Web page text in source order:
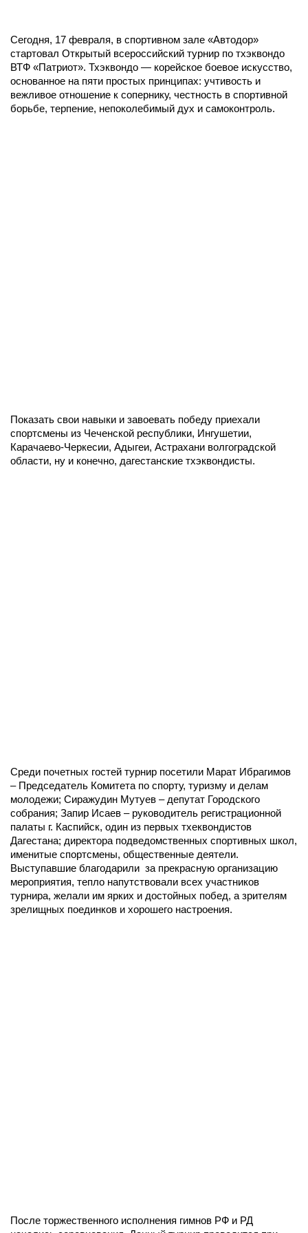
Сегодня, 17 февраля, в спортивном зале «Автодор»
стартовал Открытый всероссийский турнир по тхэквондо
ВТФ «Патриот». Тхэквондо — корейское боевое искусство,
основанное на пяти простых принципах: учтивость и
вежливое отношение к сопернику, честность в спортивной
борьбе, терпение, непоколебимый дух и самоконтроль.
Показать свои навыки и завоевать победу приехали
спортсмены из Чеченской республики, Ингушетии,
Карачаево-Черкесии, Адыгеи, Астрахани волгоградской
области, ну и конечно, дагестанские тхэквондисты.
Среди почетных гостей турнир посетили Марат Ибрагимов
– Председатель Комитета по спорту, туризму и делам
молодежи; Сиражудин Мутуев – депутат Городского
собрания; Запир Исаев – руководитель регистрационной
палаты г. Каспийск, один из первых тхеквондистов
Дагестана; директора подведомственных спортивных школ,
именитые спортсмены, общественные деятели.
Выступавшие благодарили за прекрасную организацию
мероприятия, тепло напутствовали всех участников
турнира, желали им ярких и достойных побед, а зрителям
зрелищных поединков и хорошего настроения.
После торжественного исполнения гимнов РФ и РД